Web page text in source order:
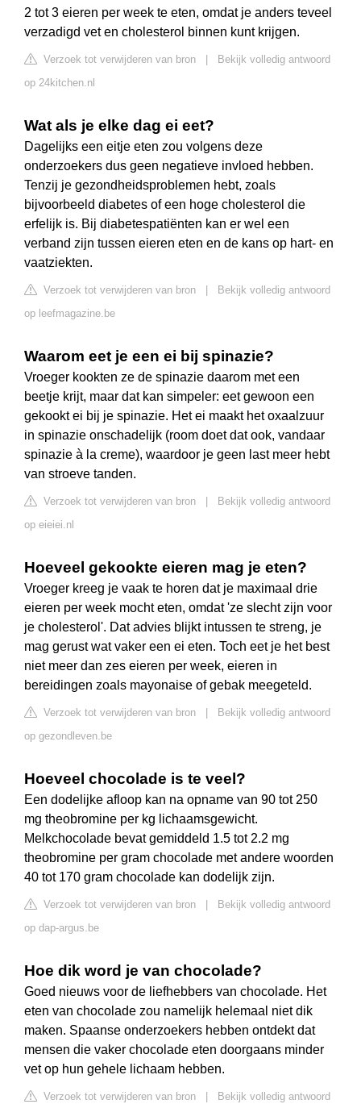
2 tot 3 eieren per week te eten, omdat je anders teveel
verzadigd vet en cholesterol binnen kunt krijgen.
Verzoek tot verwijderen van bron
Bekijk volledig antwoord
op 24kitchen.nl
Wat als je elke dag ei eet?
Dagelijks een eitje eten zou volgens deze
onderzoekers dus geen negatieve invloed hebben.
Tenzij je gezondheidsproblemen hebt, zoals
bijvoorbeeld diabetes of een hoge cholesterol die
erfelijk is. Bij diabetespatiënten kan er wel een
verband zijn tussen eieren eten en de kans op hart- en
vaatziekten.
Verzoek tot verwijderen van bron
Bekijk volledig antwoord
op leefmagazine.be
Waarom eet je een ei bij spinazie?
Vroeger kookten ze de spinazie daarom met een
beetje krijt, maar dat kan simpeler: eet gewoon een
gekookt ei bij je spinazie. Het ei maakt het oxaalzuur
in spinazie onschadelijk (room doet dat ook, vandaar
spinazie à la creme), waardoor je geen last meer hebt
van stroeve tanden.
Verzoek tot verwijderen van bron
Bekijk volledig antwoord
op eieiei.nl
Hoeveel gekookte eieren mag je eten?
Vroeger kreeg je vaak te horen dat je maximaal drie
eieren per week mocht eten, omdat 'ze slecht zijn voor
je cholesterol'. Dat advies blijkt intussen te streng, je
mag gerust wat vaker een ei eten. Toch eet je het best
niet meer dan zes eieren per week, eieren in
bereidingen zoals mayonaise of gebak meegeteld.
Verzoek tot verwijderen van bron
Bekijk volledig antwoord
op gezondleven.be
Hoeveel chocolade is te veel?
Een dodelijke afloop kan na opname van 90 tot 250
mg theobromine per kg lichaamsgewicht.
Melkchocolade bevat gemiddeld 1.5 tot 2.2 mg
theobromine per gram chocolade met andere woorden
40 tot 170 gram chocolade kan dodelijk zijn.
Verzoek tot verwijderen van bron
Bekijk volledig antwoord
op dap-argus.be
Hoe dik word je van chocolade?
Goed nieuws voor de liefhebbers van chocolade. Het
eten van chocolade zou namelijk helemaal niet dik
maken. Spaanse onderzoekers hebben ontdekt dat
mensen die vaker chocolade eten doorgaans minder
vet op hun gehele lichaam hebben.
Verzoek tot verwijderen van bron
Bekijk volledig antwoord